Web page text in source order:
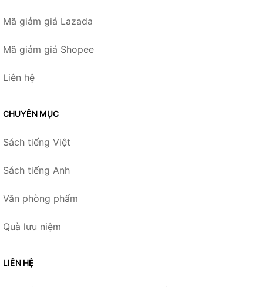
Mã giảm giá Lazada
Mã giảm giá Shopee
Liên hệ
CHUYÊN MỤC
Sách tiếng Việt
Sách tiếng Anh
Văn phòng phẩm
Quà lưu niệm
LIÊN HỆ